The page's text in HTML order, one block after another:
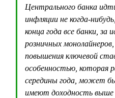
Центрального банка
инфляции не когда-
конца года все банки, за
розничных
повышения ключевой
особенностью, которая
середины года, может
имеют доходность выше